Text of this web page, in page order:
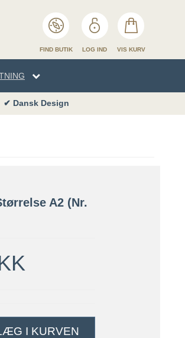
FIND BUTIK LOG IND VIS KURV
A2 (nr.
I KURVEN